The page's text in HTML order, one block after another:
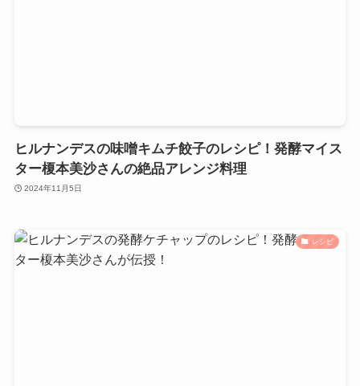
ヒルナンデスの味噌キムチ餃子のレシピ！発酵マイス
ター榎本美沙さんの絶品アレンジ料理
2024年11月5日
レシピ